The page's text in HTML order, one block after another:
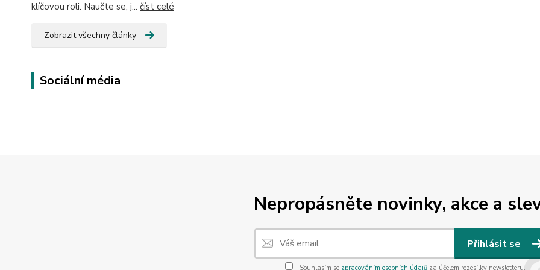
klíčovou roli. Naučte se, j... číst celé
Zobrazit všechny články
Sociální média
Nepropásněte novinky, akce a
Přihlásit se
Souhlasím se zpracováním osobních údajůza účelem rozesílky newsletteru.